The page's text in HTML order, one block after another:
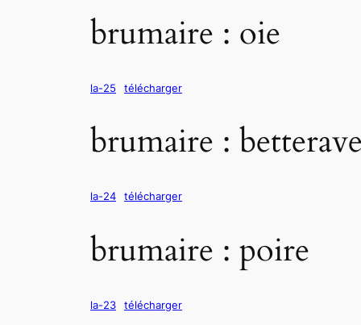
brumaire : oie
la-25 télécharger
brumaire :
la-24 télécharger
brumaire : poire
la-23 télécharger